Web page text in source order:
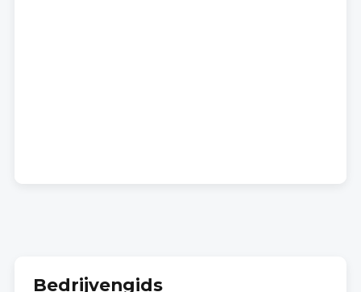
Bedrijvengids